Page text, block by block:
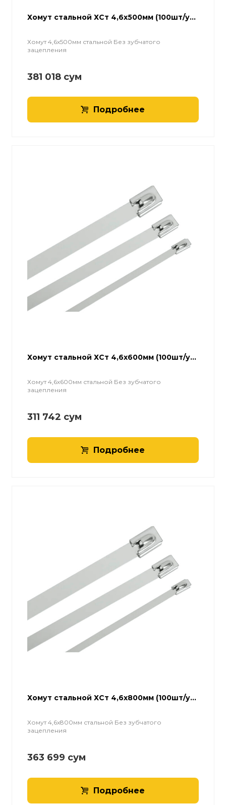
Хомут стальной ХСт 4,6х500мм (100шт/у...
Хомут 4,6х500мм стальной Без зубчатого
зацепления
381 018 сум
Подробнее
Хомут стальной ХСт 4,6х600мм (100шт/у...
Хомут 4,6х600мм стальной Без зубчатого
зацепления
311 742 сум
Подробнее
Хомут стальной ХСт 4,6х800мм (100шт/у...
Хомут 4,6х800мм стальной Без зубчатого
зацепления
363 699 сум
Подробнее